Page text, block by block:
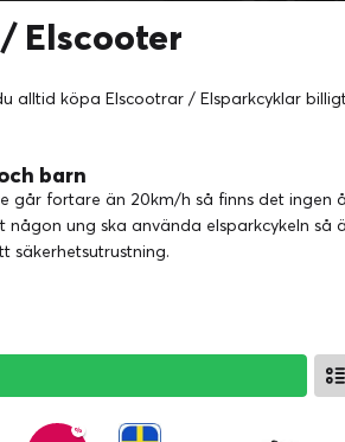
Elscooter
alltid köpa Elscootrar / Elsparkcyklar
barn
går fortare än 20km/h så finns det
ung ska använda elsparkcykeln
säkerhetsutrustning.